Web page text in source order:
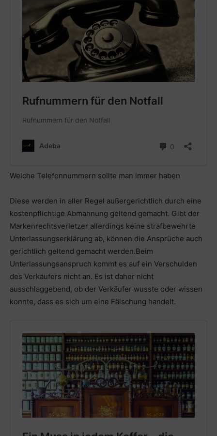
Welche Telefonnummern sollte man immer haben
Diese werden in aller Regel außergerichtlich durch eine
kostenpflichtige Abmahnung geltend gemacht. Gibt der
Markenrechtsverletzer allerdings keine strafbewehrte
Unterlassungserklärung ab, können die Ansprüche auch
gerichtlich geltend gemacht werden.Beim
Unterlassungsanspruch kommt es auf ein Verschulden
des Verkäufers nicht an. Es ist daher nicht
ausschlaggebend, ob der Verkäufer wusste oder wissen
konnte, dass es sich um eine Fälschung handelt.